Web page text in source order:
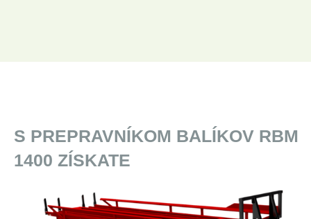
S PREPRAVNÍKOM BALÍKOV RBM
1400 ZÍSKATE